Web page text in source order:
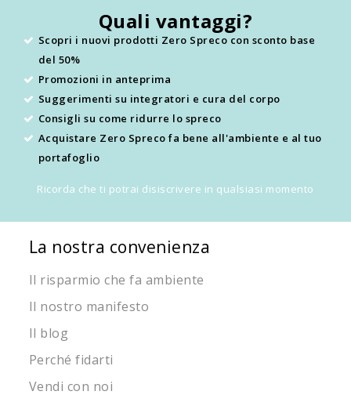
Quali vantaggi?
Scopri i nuovi prodotti Zero Spreco con sconto base
del 50%
Promozioni in anteprima
Suggerimenti su integratori e cura del corpo
Consigli su come ridurre lo spreco
Acquistare Zero Spreco fa bene all'ambiente e al tuo
portafoglio
Ricorda che ti potrai disiscrivere in qualsiasi momento
La nostra convenienza
Il risparmio che fa ambiente
Il nostro manifesto
Il blog
Perché fidarti
Vendi con noi